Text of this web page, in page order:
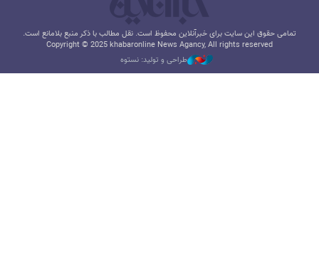
تمامی حقوق این سایت برای خبرآنلاین محفوظ است. نقل مطالب با ذکر منبع بلامانع است.
Copyright © 2025 khabaronline News Agancy, All rights reserved
طراحی و تولید: نستوه